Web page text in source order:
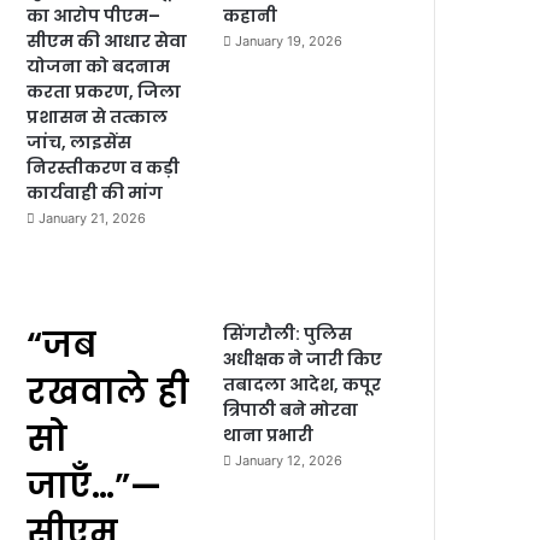
का आरोप पीएम–
सीएम की आधार सेवा
योजना को बदनाम
करता प्रकरण, जिला
प्रशासन से तत्काल
जांच, लाइसेंस
निरस्तीकरण व कड़ी
कार्यवाही की मांग
January 21, 2026
कहानी
January 19, 2026
“जब
रखवाले ही
सो
जाएँ…”—
सिंगरौली: पुलिस
अधीक्षक ने जारी किए
तबादला आदेश, कपूर
त्रिपाठी बने मोरवा
थाना प्रभारी
January 12, 2026